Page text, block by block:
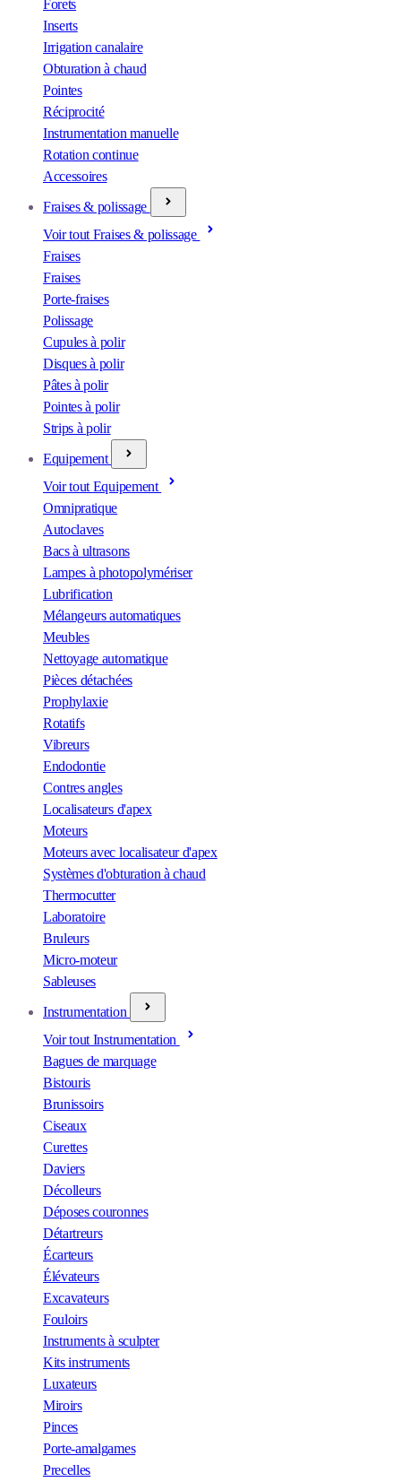
Forets
Inserts
Irrigation canalaire
Obturation à chaud
Pointes
Réciprocité
Instrumentation manuelle
Rotation continue
Accessoires
Fraises & polissage
Voir tout Fraises & polissage
Fraises
Fraises
Porte-fraises
Polissage
Cupules à polir
Disques à polir
Pâtes à polir
Pointes à polir
Strips à polir
Equipement
Voir tout Equipement
Omnipratique
Autoclaves
Bacs à ultrasons
Lampes à photopolymériser
Lubrification
Mélangeurs automatiques
Meubles
Nettoyage automatique
Pièces détachées
Prophylaxie
Rotatifs
Vibreurs
Endodontie
Contres angles
Localisateurs d'apex
Moteurs
Moteurs avec localisateur d'apex
Systèmes d'obturation à chaud
Thermocutter
Laboratoire
Bruleurs
Micro-moteur
Sableuses
Instrumentation
Voir tout Instrumentation
Bagues de marquage
Bistouris
Brunissoirs
Ciseaux
Curettes
Daviers
Décolleurs
Déposes couronnes
Détartreurs
Écarteurs
Élévateurs
Excavateurs
Fouloirs
Instruments à sculpter
Kits instruments
Luxateurs
Miroirs
Pinces
Porte-amalgames
Precelles